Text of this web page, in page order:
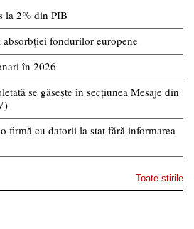
la 2% din PIB
absorbției fondurilor europene
în 2026
se găsește în secțiunea Mesaje din
firmă cu datorii la stat fără informarea
Toate stirile